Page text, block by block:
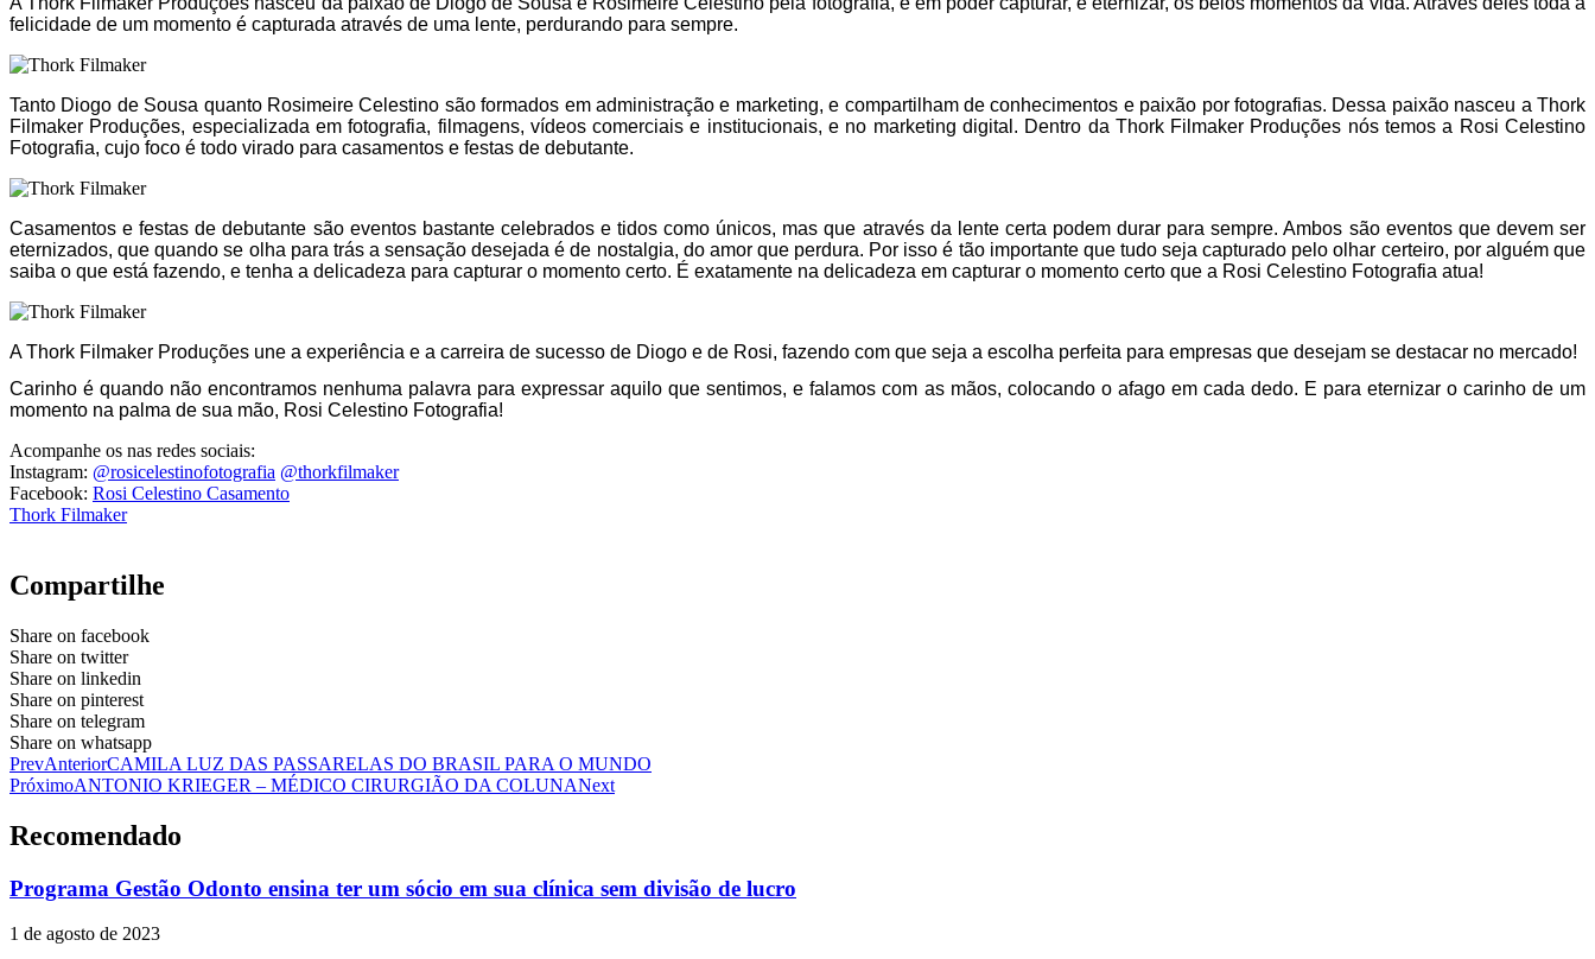
felicidade de um momento é capturada através de uma lente, perdurando para sempre.
Tanto Diogo de Sousa quanto Rosimeire Celestino são formados em administração e marketing, e compartilham de conhecimentos e paixão por fotografias. Dessa paixão nasceu a Thork
Filmaker Produções, especializada em fotografia, filmagens, vídeos comerciais e institucionais, e no marketing digital. Dentro da Thork Filmaker Produções nós temos a Rosi Celestino
Fotografia, cujo foco é todo virado para casamentos e festas de debutante.
Casamentos e festas de debutante são eventos bastante celebrados e tidos como únicos, mas que através da lente certa podem durar para sempre. Ambos são eventos que devem ser
eternizados, que quando se olha para trás a sensação desejada é de nostalgia, do amor que perdura. Por isso é tão importante que tudo seja capturado pelo olhar certeiro, por alguém que
saiba o que está fazendo, e tenha a delicadeza para capturar o momento certo. É exatamente na delicadeza em capturar o momento certo que a Rosi Celestino Fotografia atua!
A Thork Filmaker Produções une a experiência e a carreira de sucesso de Diogo e de Rosi, fazendo com que seja a escolha perfeita para empresas que desejam se destacar no mercado!
Carinho é quando não encontramos nenhuma palavra para expressar aquilo que sentimos, e falamos com as mãos, colocando o afago em cada dedo. E para eternizar o carinho de um
momento na palma de sua mão, Rosi Celestino Fotografia!
Acompanhe os nas redes sociais:
Instagram: @rosicelestinofotografia @thorkfilmaker
Facebook: Rosi Celestino Casamento
Thork Filmaker
Compartilhe
Share on facebook
Share on twitter
Share on linkedin
Share on pinterest
Share on telegram
Share on whatsapp
PrevAnteriorCAMILA LUZ DAS PASSARELAS DO BRASIL PARA O MUNDO
PróximoANTONIO KRIEGER – MÉDICO CIRURGIÃO DA COLUNANext
Recomendado
Programa Gestão Odonto ensina ter um sócio em sua clínica sem divisão de lucro
1 de agosto de 2023